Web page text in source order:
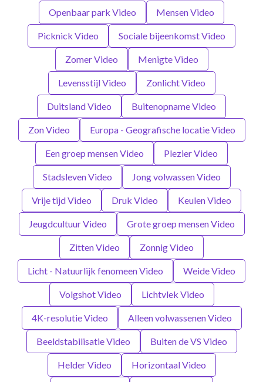
Openbaar park Video Mensen Video
Picknick Video Sociale bijeenkomst Video
Zomer Video Menigte Video
Levensstijl Video Zonlicht Video
Duitsland Video Buitenopname Video
Zon Video Europa - Geografische locatie Video
Een groep mensen Video Plezier Video
Stadsleven Video Jong volwassen Video
Vrije tijd Video Druk Video Keulen Video
Jeugdcultuur Video Grote groep mensen Video
Zitten Video Zonnig Video
Licht - Natuurlijk fenomeen Video Weide Video
Volgshot Video Lichtvlek Video
4K-resolutie Video Alleen volwassenen Video
Beeldstabilisatie Video Buiten de VS Video
Helder Video Horizontaal Video